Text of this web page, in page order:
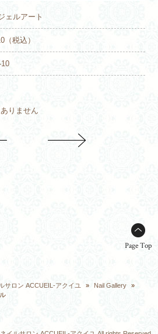
ェルアート
（税込）
りません
Page Top
サロン ACCUEIL-アクイユ » Nail Gallery
»